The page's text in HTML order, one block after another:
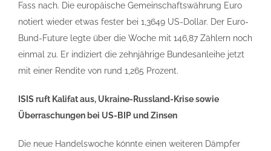
Fass nach. Die europäische Gemeinschaftswährung Euro
notiert wieder etwas fester bei 1,3649 US-Dollar. Der Euro-
Bund-Future legte über die Woche mit 146,87 Zählern noch
einmal zu. Er indiziert die zehnjährige Bundesanleihe jetzt
mit einer Rendite von rund 1,265 Prozent.
ISIS ruft Kalifat aus, Ukraine-Russland-Krise sowie
Überraschungen bei US-BIP und Zinsen
Die neue Handelswoche könnte einen weiteren Dämpfer